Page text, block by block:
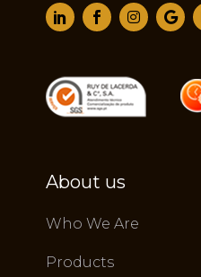
About us
Who We Are
Products